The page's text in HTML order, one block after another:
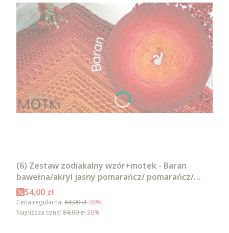
(6) Zestaw zodiakalny wzór+motek - Baran
bawełna/akryl jasny pomarańcz/ pomarańcz/
intensywna czerwień/ czerwień/ burgund/
malaga
Cena promocyjna
54,00 zł
Cena regularna: 84,00 zł-36%
Najniższa cena: 84,00 zł-36%